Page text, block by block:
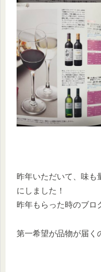
昨年いただいて、味も
にしました！
昨年もらった時のブロ
第一希望が品物が届く